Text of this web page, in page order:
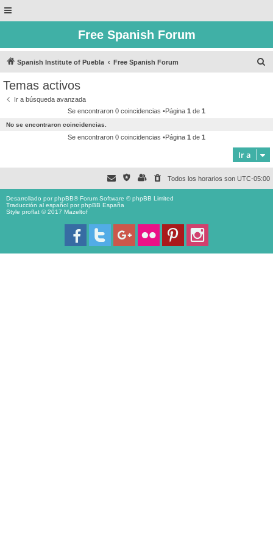
Free Spanish Forum
Spanish Institute of Puebla Free Spanish Forum
Temas activos
Ir a búsqueda avanzada
Se encontraron 0 coincidencias •Página 1 de 1
No se encontraron coincidencias.
Se encontraron 0 coincidencias •Página 1 de 1
Ir a
Todos los horarios son UTC-05:00
Desarrollado porphpBB® Forum Software © phpBB Limited
Traducción al español porphpBB España
Style proflat © 2017 Mazeltof